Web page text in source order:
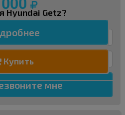
Купить
Hyundai Getz?